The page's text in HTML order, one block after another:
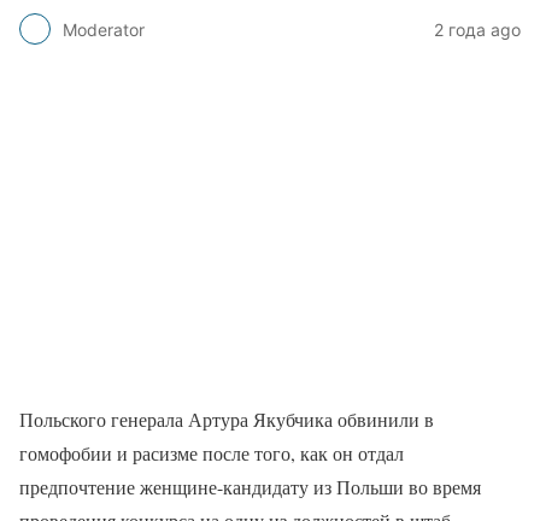
Moderator 2 года ago
Польского генерала Артура Якубчика обвинили в
гомофобии и расизме после того, как он отдал
предпочтение женщине-кандидату из Польши во время